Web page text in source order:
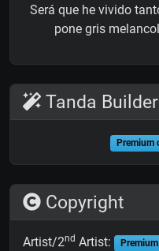
Será que he vivido
pone gris
Tanda Builder
Premium
Copyright
Artist/2nd Artist: